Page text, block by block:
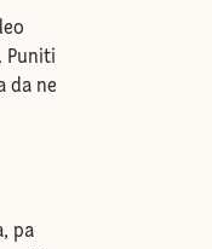
Puniti
da ne
pa